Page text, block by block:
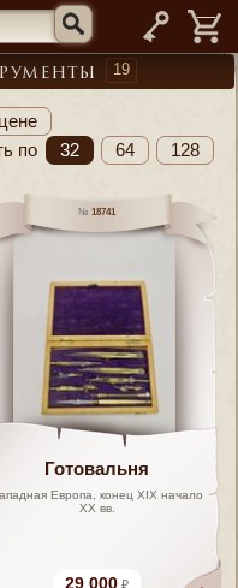
—
19
цене
по
32 64 128
18741
Готовальня
Европа, конец XIX начало
XX вв.
29 000